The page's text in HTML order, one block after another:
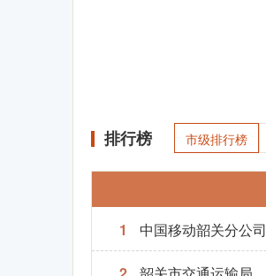
排行榜 市级排行榜
1
中国移动韶关分公司